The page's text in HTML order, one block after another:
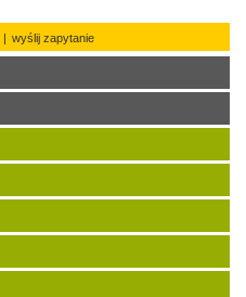
| wyślij zapytanie